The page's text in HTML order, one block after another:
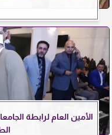
الأمين العام لرابطة